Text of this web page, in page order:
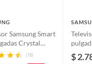
Samsung Smart
Crystal
-
(78)
Smart
$